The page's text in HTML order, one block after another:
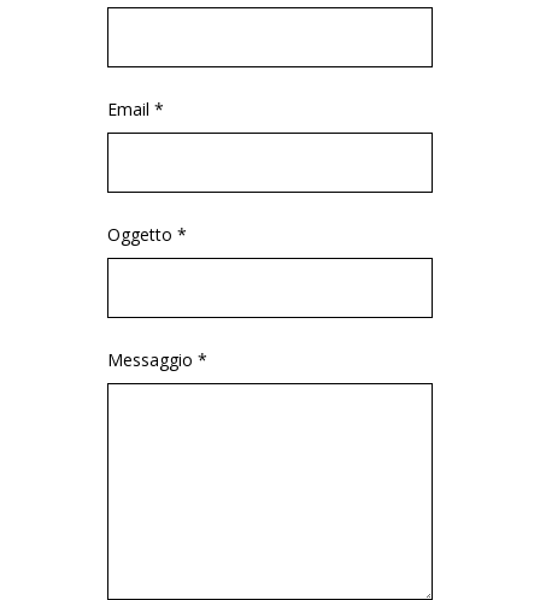
Email *
Oggetto *
Messaggio *